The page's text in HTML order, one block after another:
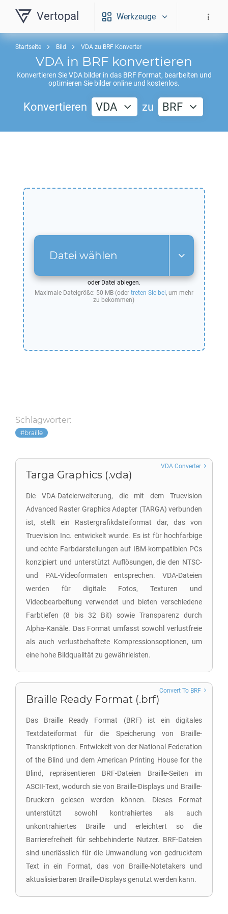
Vertopal Werkzeuge
Startseite Bild VDA zu BRF Konverter
VDA in BRF konvertieren
Konvertieren SieVDA bilder in das BRF Format, bearbeiten und
optimieren Sie bilder online und kostenlos.
Konvertieren VDA zu BRF
Datei wählen
oder Datei ablegen.
Maximale Dateigröße: 50 MB (oder treten Sie bei, um mehr
zu bekommen)
Schlagwörter:
braille
Targa Graphics (.vda)
Die VDA-Dateierweiterung, die mit dem Truevision
Advanced Raster Graphics Adapter (TARGA) verbunden
ist, stellt ein Rastergrafikdateiformat dar, das von
Truevision Inc. entwickelt wurde. Es ist für hochfarbige
und echte Farbdarstellungen auf IBM-kompatiblen PCs
konzipiert und unterstützt Auflösungen, die den NTSC-
und PAL-Videoformaten entsprechen. VDA-Dateien
werden für digitale Fotos, Texturen und
Videobearbeitung verwendet und bieten verschiedene
Farbtiefen (8 bis 32 Bit) sowie Transparenz durch
Alpha-Kanäle. Das Format umfasst sowohl verlustfreie
als auch verlustbehaftete Kompressionsoptionen, um
eine hohe Bildqualität zu gewährleisten.
VDA Converter
Braille Ready Format (.brf)
Das Braille Ready Format (BRF) ist ein digitales
Textdateiformat für die Speicherung von Braille-
Transkriptionen. Entwickelt von der National Federation
of the Blind und dem American Printing House for the
Blind, repräsentieren BRF-Dateien Braille-Seiten im
ASCII-Text, wodurch sie von Braille-Displays und Braille-
Druckern gelesen werden können. Dieses Format
unterstützt sowohl kontrahiertes als auch
unkontrahiertes Braille und erleichtert so die
Barrierefreiheit für sehbehinderte Nutzer. BRF-Dateien
sind unerlässlich für die Umwandlung von gedrucktem
Text in ein Format, das von Braille-Notetakers und
aktualisierbaren Braille-Displays genutzt werden kann.
Convert To BRF